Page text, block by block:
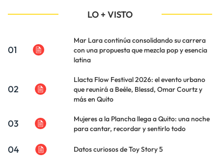
LO + VISTO
01
Mar Lara continúa consolidando su carrera
con una propuesta que mezcla pop y esencia
latina
02
Llacta Flow Festival 2026: el evento urbano
que reunirá a Beéle, Blessd, Omar Courtz y
más en Quito
03
Mujeres a la Plancha llega a Quito: una noche
para cantar, recordar y sentirlo todo
04 Datos curiosos de Toy Story 5